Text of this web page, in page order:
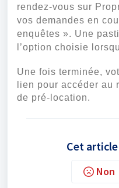
rendez-vous sur
vos demandes en
enquêtes ». Une
l’option choisie
Une fois terminée,
lien pour accéder au
de pré-location.
Cet
Non